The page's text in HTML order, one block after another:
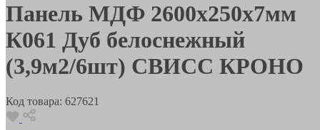
Панель МДФ 2600х250х7мм
К061 Дуб белоснежный
(3,9м2/6шт) СВИСС КРОНО
Код товара: 627621